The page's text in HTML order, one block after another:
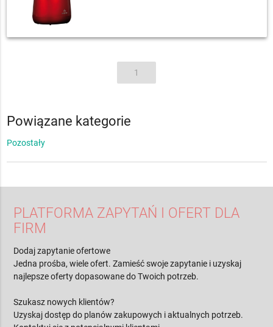
1
Powiązane kategorie
Pozostały
PLATFORMA ZAPYTAŃ I OFERT DLA
FIRM
Dodaj zapytanie ofertowe
Jedna prośba, wiele ofert. Zamieść swoje zapytanie i uzyskaj
najlepsze oferty dopasowane do Twoich potrzeb.
Szukasz nowych klientów?
Uzyskaj dostęp do planów zakupowych i aktualnych potrzeb.